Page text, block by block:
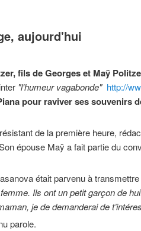
aujourd'hui
fils de Georges et Maÿ
"l'humeur vagabonde" http://
pour raviver ses souvenirs
de la première heure,
épouse Maÿ a fait partie du
était parvenu à
Ils ont un petit garçon de
je de demanderai de
parole.